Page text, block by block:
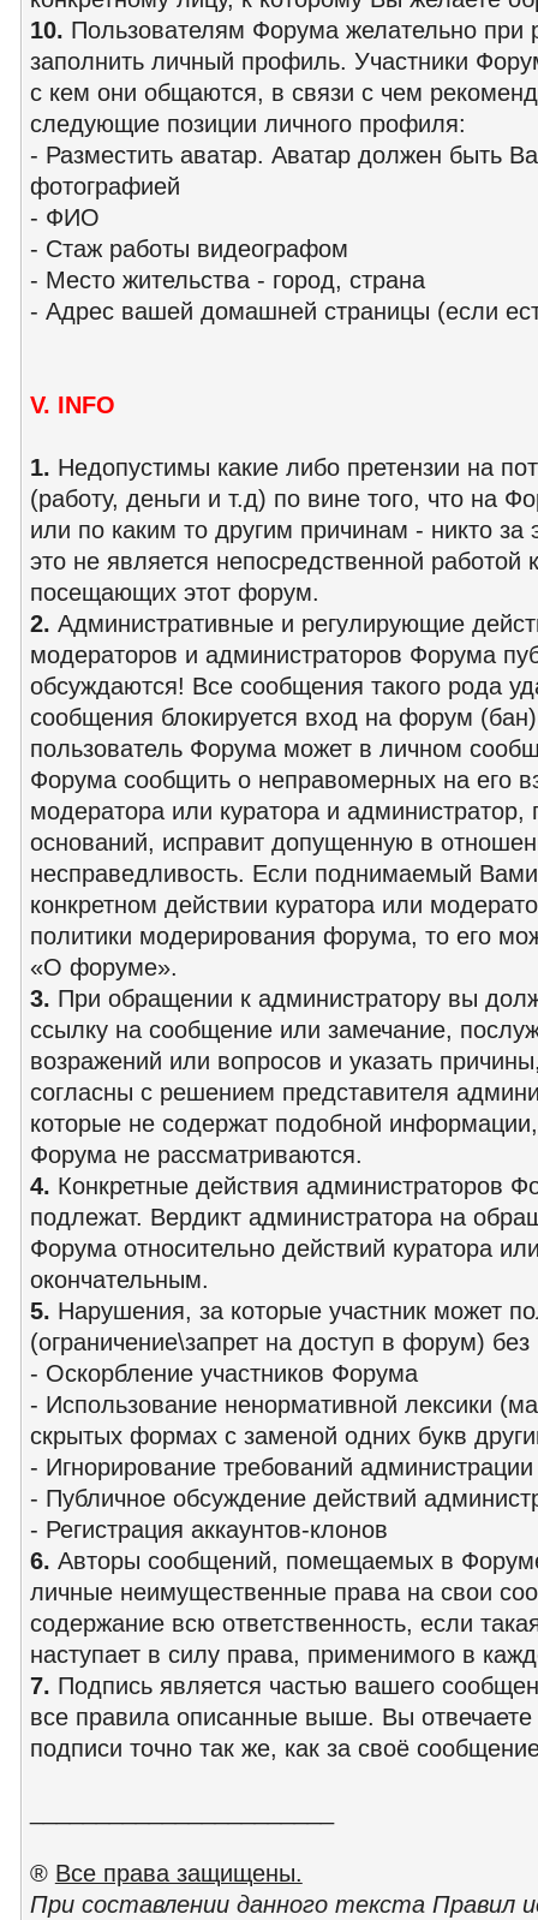
10. Пользователям Форума желательно при
заполнить личный профиль. Участники
с кем они общаются, в связи с чем
следующие позиции личного профиля:
- Разместить аватар. Аватар должен быть
фотографией
- ФИО
- Стаж работы видеографом
- Место жительства - город, страна
- Адрес вашей домашней страницы (если
V. INFO
1. Недопустимы какие либо претензии на
(работу, деньги и т.д) по вине того, что на
или по каким то другим причинам - никто за
это не является непосредственной работой
посещающих этот форум.
2. Административные и регулирующие
модераторов и администраторов Форума
обсуждаются! Все сообщения такого рода
сообщения блокируется вход на форум
пользователь Форума может в личном
Форума сообщить о неправомерных на его
модератора или куратора и администратор,
оснований, исправит допущенную в
несправедливость. Если поднимаемый
конкретном действии куратора или
политики модерирования форума, то его
«О форуме».
3. При обращении к администратору вы
ссылку на сообщение или замечание,
возражений или вопросов и указать
согласны с решением представителя
которые не содержат подобной
Форума не рассматриваются.
4. Конкретные действия администраторов
подлежат. Вердикт администратора на
Форума относительно действий куратора
окончательным.
5. Нарушения, за которые участник может
(ограничение\запрет на доступ в форум)
- Оскорбление участников Форума
- Использование ненормативной лексики
скрытых формах с заменой одних букв
- Игнорирование требований администрации
- Публичное обсуждение действий
- Регистрация аккаунтов-клонов
6. Авторы сообщений, помещаемых в
личные неимущественные права на свои
содержание всю ответственность, если
наступает в силу права, применимого в
7. Подпись является частью вашего
все правила описанные выше. Вы
подписи точно так же, как за своё
® Все права защищены.
При составлении данного текста Правил